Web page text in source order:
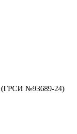
№93689-24)